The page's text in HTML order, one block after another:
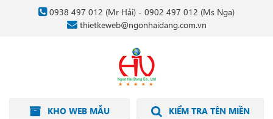
0938 497 012 (Mr Hải) - 0902 497 012 (Ms Nga)
thietkeweb@ngonhaidang.com.vn
KHO WEB MẪU KIỂM TRA TÊN MIỀN